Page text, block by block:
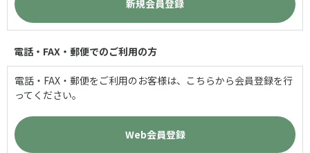
電話・FAX・郵便でのご利用の方
電話・FAX・郵便をご利用のお客様は、こちらから会員登録を行
ってください。